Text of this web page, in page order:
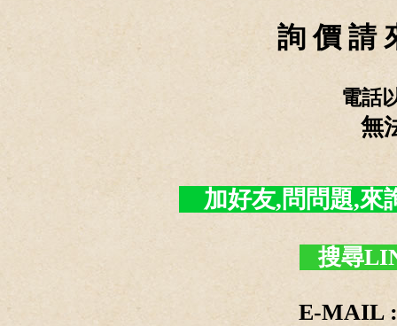
詢 價 請
電話
無
加好友,問問題,來
搜尋
E-MAIL :